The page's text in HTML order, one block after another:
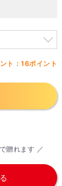
ト：16ポイント
贈れます ／